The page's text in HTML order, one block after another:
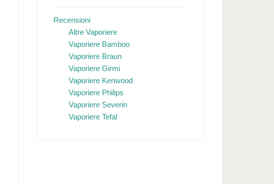
Recensioni
Altre Vaporiere
Vaporiere Bamboo
Vaporiere Braun
Vaporiere Girmi
Vaporiere Kenwood
Vaporiere Philips
Vaporiere Severin
Vaporiere Tefal